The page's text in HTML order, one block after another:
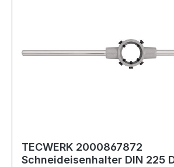
TECWERK 2000867872
Schneideisenhalter DIN 225